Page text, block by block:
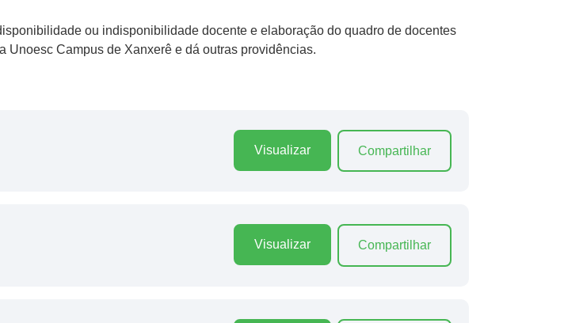
ou indisponibilidade docente e elaboração do quadro de docentes
Unoesc Campus de Xanxerê e dá outras providências.
Visualizar Compartilhar
Visualizar Compartilhar